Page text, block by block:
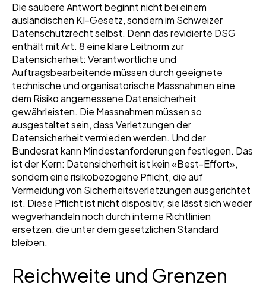
Die saubere Antwort beginnt nicht bei einem
ausländischen KI-Gesetz, sondern im Schweizer
Datenschutzrecht selbst. Denn das revidierte DSG
enthält mit Art. 8 eine klare Leitnorm zur
Datensicherheit: Verantwortliche und
Auftragsbearbeitende müssen durch geeignete
technische und organisatorische Massnahmen eine
dem Risiko angemessene Datensicherheit
gewährleisten. Die Massnahmen müssen so
ausgestaltet sein, dass Verletzungen der
Datensicherheit vermieden werden. Und der
Bundesrat kann Mindestanforderungen festlegen. Das
ist der Kern: Datensicherheit ist kein «Best-Effort»,
sondern eine risikobezogene Pflicht, die auf
Vermeidung von Sicherheitsverletzungen ausgerichtet
ist. Diese Pflicht ist nicht dispositiv; sie lässt sich weder
wegverhandeln noch durch interne Richtlinien
ersetzen, die unter dem gesetzlichen Standard
bleiben.
Reichweite und Grenzen